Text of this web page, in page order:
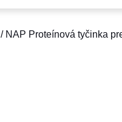
/ NAP Proteínová tyčinka